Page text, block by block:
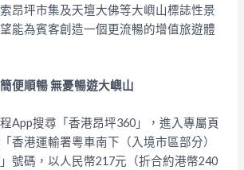
昂坪市集及天壇大佛等大嶼山標誌性景
能為賓客創造一個更流暢的增值旅遊體
便順暢 無憂暢遊大嶼山
App搜尋「香港昂坪360」，進入專屬頁
香港運輸署粵車南下（入境市區部分）
號碼，以人民幣217元（折合約港幣240